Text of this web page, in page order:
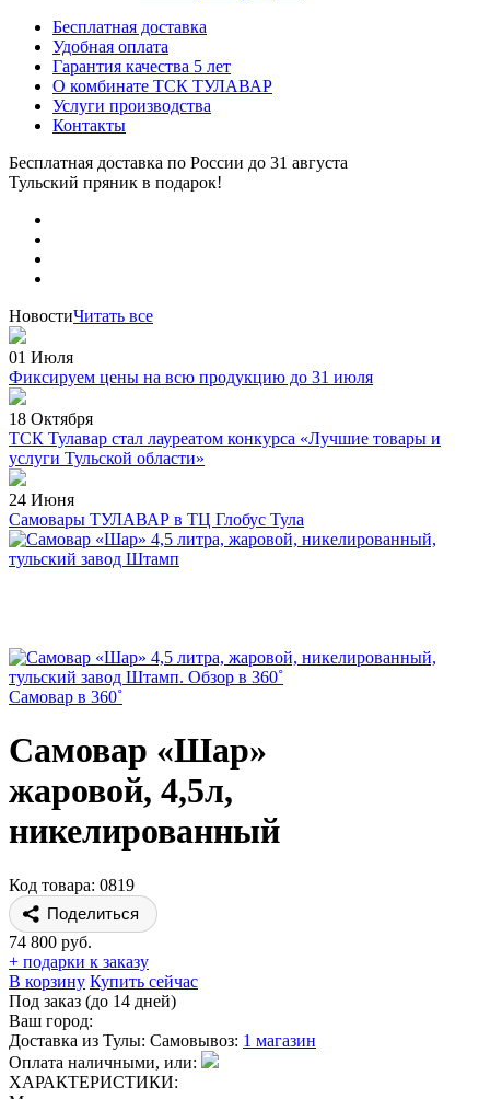
Бесплатная доставка
Удобная оплата
Гарантия качества 5 лет
О комбинате ТСК ТУЛАВАР
Услуги производства
Контакты
Бесплатная доставка по России до 31 августа
Тульский пряник в подарок!
НовостиЧитать все
01 Июля
Фиксируем цены на всю продукцию до 31 июля
18 Октября
ТСК Тулавар стал лауреатом конкурса «Лучшие товары и
услуги Тульской области»
24 Июня
Самовары ТУЛАВАР в ТЦ Глобус Тула
Самовар в 360˚
Самовар «Шар»
жаровой, 4,5л,
никелированный
Код товара: 0819
Поделиться
74 800 руб.
+ подарки к заказу
В корзину Купить сейчас
Под заказ (до 14 дней)
Ваш город:
Доставка из Тулы: Самовывоз: 1 магазин
Оплата наличными, или:
ХАРАКТЕРИСТИКИ: